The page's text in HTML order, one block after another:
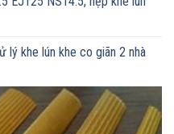
lý khe lún khe co giãn 2 nhà